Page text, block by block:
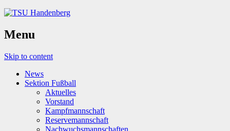
Menu
Skip to content
News
Sektion Fußball
Aktuelles
Vorstand
Kampfmannschaft
Reservemannschaft
Nachwuchsmannschaften